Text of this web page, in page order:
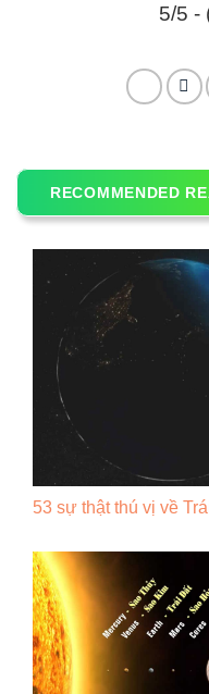
5/5 -
RECOMMENDED
53 sự thật thú vị về